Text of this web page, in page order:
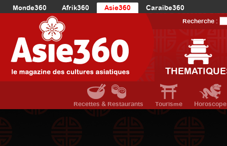
Monde360 Afrik360 Asie360
Caraibe360
Europe360
AmériqueDuNord360
Océanie360
Recherche :
Recettes & Restaurants Tourisme Horoscope